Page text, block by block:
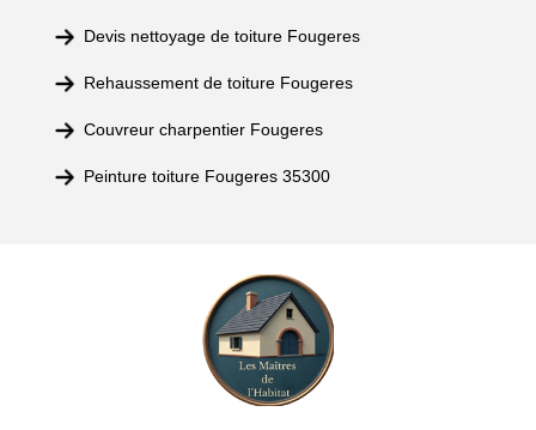
Devis nettoyage de toiture Fougeres
Rehaussement de toiture Fougeres
Couvreur charpentier Fougeres
Peinture toiture Fougeres 35300